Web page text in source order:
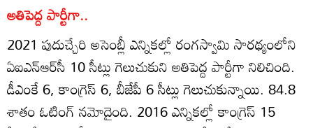
అతిపెద్ద పార్టీగా..
2021 పుదుచ్చేరి అసెంబ్లీ ఎన్నికల్లో రంగస్వామి సారథ్యంలోని
ఏఐఎన్ఆర్‌సీ 10 సీట్లు గెలుచుకుని అతిపెద్ద పార్టీగా నిలిచింది.
డీఎంకే 6, కాంగ్రెస్ 6, బీజేపీ 6 సీట్లు గెలుచుకున్నాయి. 84.8
శాతం ఓటింగ్ నమోదైంది. 2016 ఎన్నికల్లో కాంగ్రెస్ 15